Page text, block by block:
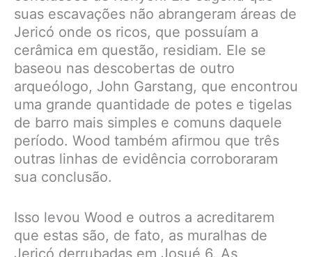
suas escavações não abrangeram áreas de
Jericó onde os ricos, que possuíam a
cerâmica em questão, residiam. Ele se
baseou nas descobertas de outro
arqueólogo, John Garstang, que encontrou
uma grande quantidade de potes e tigelas
de barro mais simples e comuns daquele
período. Wood também afirmou que três
outras linhas de evidência corroboraram
sua conclusão.
Isso levou Wood e outros a acreditarem
que estas são, de fato, as muralhas de
Jericó derrubadas em Josué 6. As